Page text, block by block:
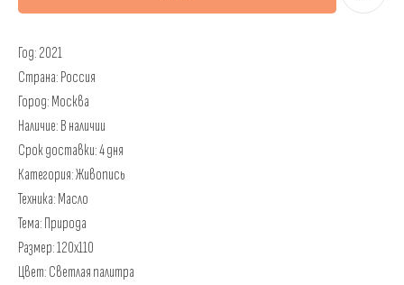
Год: 2021
Страна: Россия
Город: Москва
Наличие: В наличии
Срок доставки: 4 дня
Категория: Живопись
Техника: Масло
Тема: Природа
Размер: 120х110
Цвет: Светлая палитра